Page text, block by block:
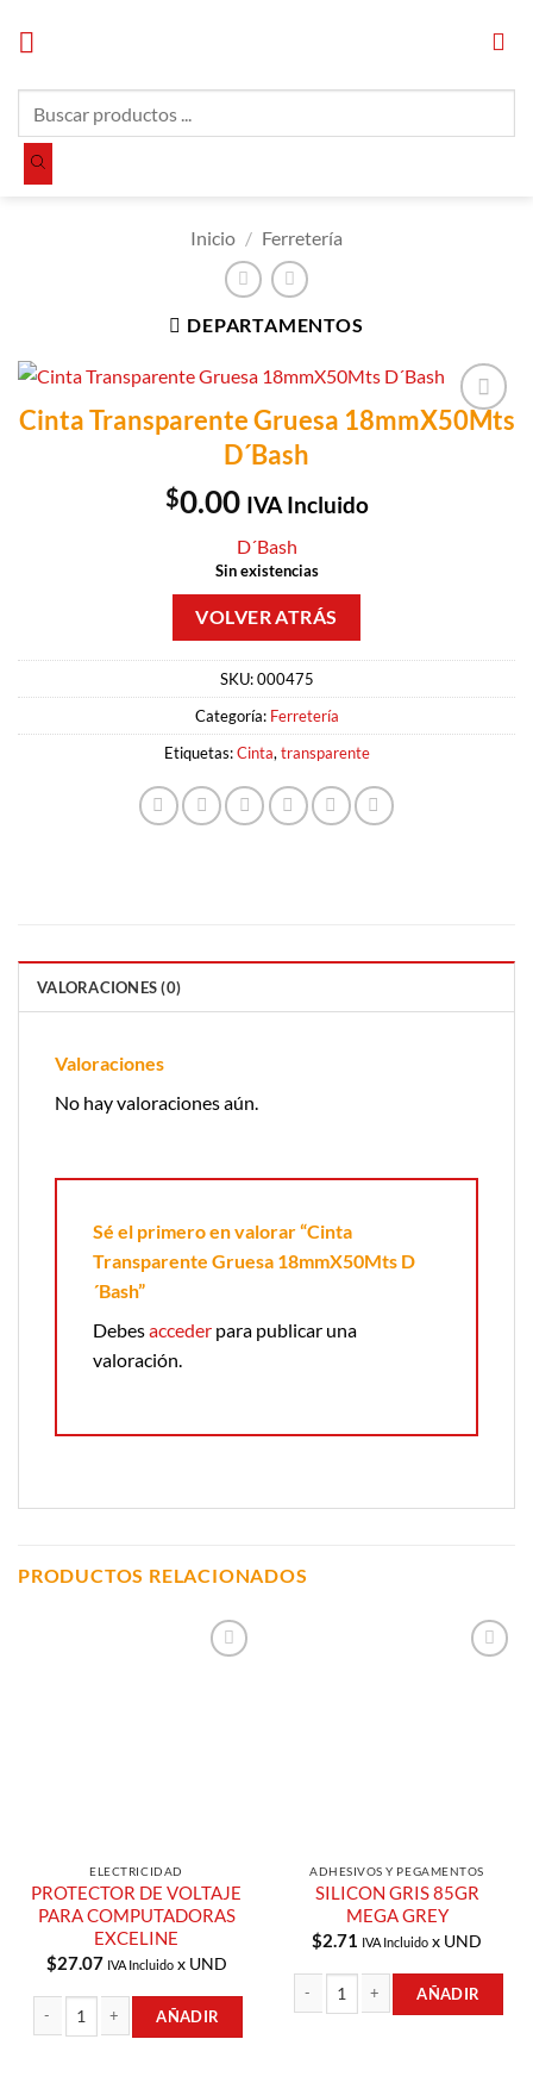
productos
Inicio / Ferretería
DEPARTAMENTOS
Añadir a
Cinta Transparente Gruesa 18mmX50Mts
D´Bash
$0.00 IVA Incluido
D´Bash
Sin existencias
SKU:000475
Categoría: Ferretería
Etiquetas:Cinta, transparente
VALORACIONES (0)
Valoraciones
No hay valoraciones aún.
Sé el primero en valorar “Cinta
Transparente Gruesa 18mmX50Mts D
´Bash”
Debesacceder para publicar una
valoración.
PRODUCTOS RELACIONADOS
ELECTRICIDAD
PROTECTOR DE VOLTAJE
PARA COMPUTADORAS
EXCELINE
$27.07 IVA Incluidox UND
AÑADIR
ADHESIVOS Y PEGAMENTOS
SILICON GRIS 85GR
MEGA GREY
$2.71 IVA Incluido x UND
AÑADIR